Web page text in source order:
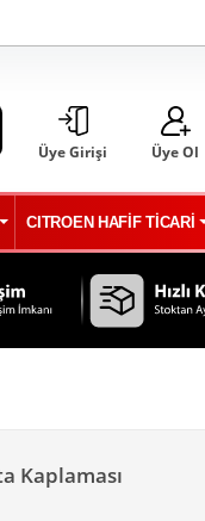
Üye Girişi Üye Ol
CITROEN HAFİF TİCARİ
Kaplaması